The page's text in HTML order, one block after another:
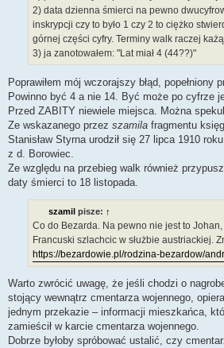
2) data dzienna śmierci na pewno
inskrypcji czy to było 1 czy 2 to ciężko
górnej części cyfry. Terminy walk raczej
3) ja zanotowałem: "Lat miał 4 (44??)"
Poprawiłem mój wczorajszy błąd, popełniony
Powinno być 4 a nie 14. Być może po cyfrze
Przed ZABITY niewiele miejsca. Można
Ze wskazanego przez szamila fragmentu
Stanisław Styrna urodził się 27 lipca 1910
z d. Borowiec.
Ze względu na przebieg walk również
daty śmierci to 18 listopada.
szamil pisze: ↑
Co do Bezarda. Na pewno nie jest to
Francuski szlachcic w służbie austriackiej.
https://bezardowie.pl/rodzina-bezardow/
Warto zwrócić uwagę, że jeśli chodzi o
stojący wewnątrz cmentarza wojennego,
jednym przekazie – informacji mieszkańca,
zamieścił w karcie cmentarza wojennego.
Dobrze byłoby spróbować ustalić, czy